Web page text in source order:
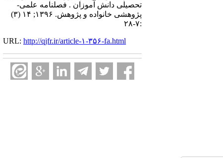
تحصیلی دانش آموزان . فصلنامه علمی-
پژوهشی خانواده و پژوهش. ۱۳۹۶; ۱۴ (۳)
:۷-۲۸
URL: http://qjfr.ir/article-۱-۳۵۶-fa.html